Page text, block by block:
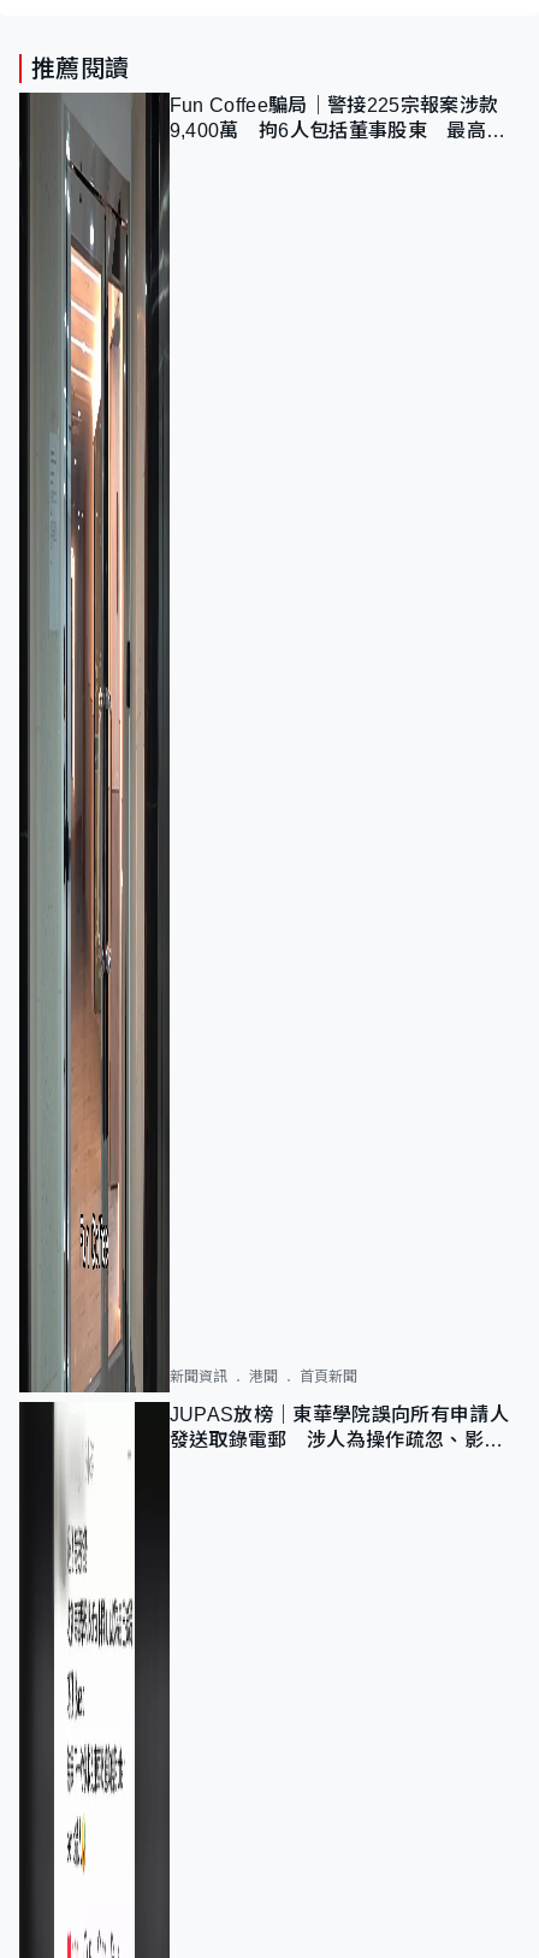
推薦閱讀
Fun Coffee騙局｜警接225宗報案涉款
9,400萬 拘6人包括董事股東 最高金
新聞資訊 港聞 首頁新聞
JUPAS放榜｜東華學院誤向所有申請人
發送取錄電郵 涉人為操作疏忽、影響